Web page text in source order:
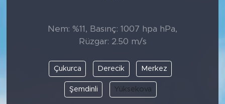
Nem: %11, Basınç: 1007 hpa hPa,
Rüzgar: 2.50 m/s
Çukurca Derecik Merkez
Şemdinli Yüksekova